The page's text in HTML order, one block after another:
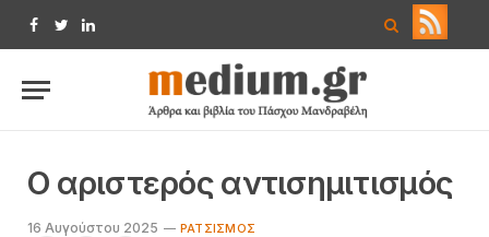
Facebook
TwitterLinkedIn
Ο αριστερός αντισημιτισμός
16 Αυγούστου 2025 ΡΑΤΣΙΣΜΌΣ